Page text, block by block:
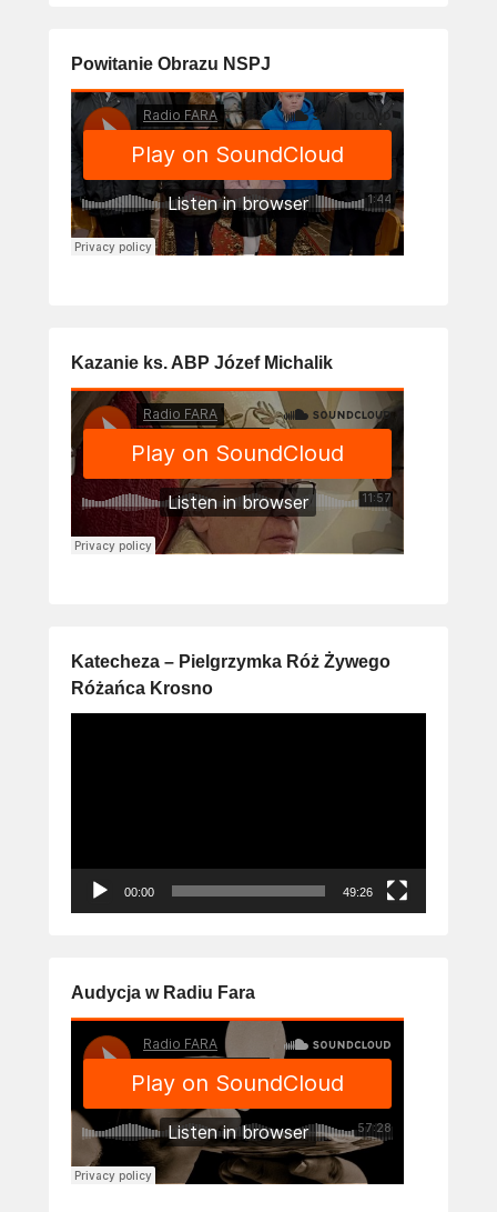
Powitanie Obrazu NSPJ
Kazanie ks. ABP Józef Michalik
Katecheza – Pielgrzymka Róż Żywego
Różańca Krosno
00:00 49:26
Audycja w Radiu Fara